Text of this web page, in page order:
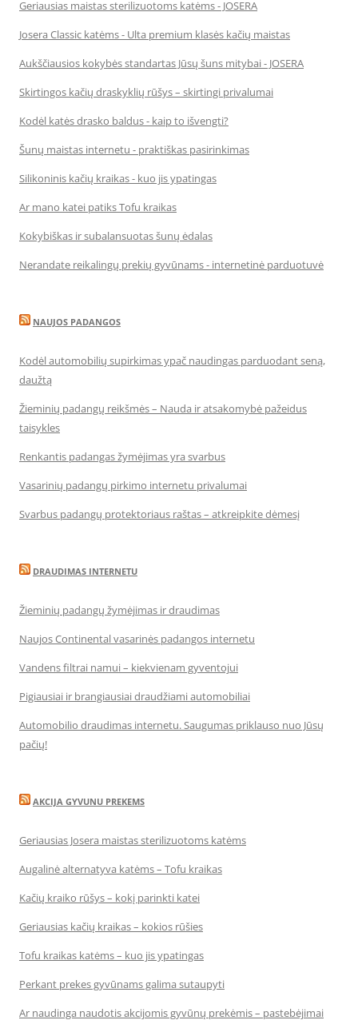
Geriausias maistas sterilizuotoms katėms - JOSERA
Josera Classic katėms - Ulta premium klasės kačių maistas
Aukščiausios kokybės standartas Jūsų šuns mitybai - JOSERA
Skirtingos kačių draskyklių rūšys – skirtingi privalumai
Kodėl katės drasko baldus - kaip to išvengti?
Šunų maistas internetu - praktiškas pasirinkimas
Silikoninis kačių kraikas - kuo jis ypatingas
Ar mano katei patiks Tofu kraikas
Kokybiškas ir subalansuotas šunų ėdalas
Nerandate reikalingų prekių gyvūnams - internetinė parduotuvė
NAUJOS PADANGOS
Kodėl automobilių supirkimas ypač naudingas parduodant seną,
daužtą
Žieminių padangų reikšmės – Nauda ir atsakomybė pažeidus
taisykles
Renkantis padangas žymėjimas yra svarbus
Vasarinių padangų pirkimo internetu privalumai
Svarbus padangų protektoriaus raštas – atkreipkite dėmesį
DRAUDIMAS INTERNETU
Žieminių padangų žymėjimas ir draudimas
Naujos Continental vasarinės padangos internetu
Vandens filtrai namui – kiekvienam gyventojui
Pigiausiai ir brangiausiai draudžiami automobiliai
Automobilio draudimas internetu. Saugumas priklauso nuo Jūsų
pačių!
AKCIJA GYVUNU PREKEMS
Geriausias Josera maistas sterilizuotoms katėms
Augalinė alternatyva katėms – Tofu kraikas
Kačių kraiko rūšys – kokį parinkti katei
Geriausias kačių kraikas – kokios rūšies
Tofu kraikas katėms – kuo jis ypatingas
Perkant prekes gyvūnams galima sutaupyti
Ar naudinga naudotis akcijomis gyvūnų prekėmis – pastebėjimai